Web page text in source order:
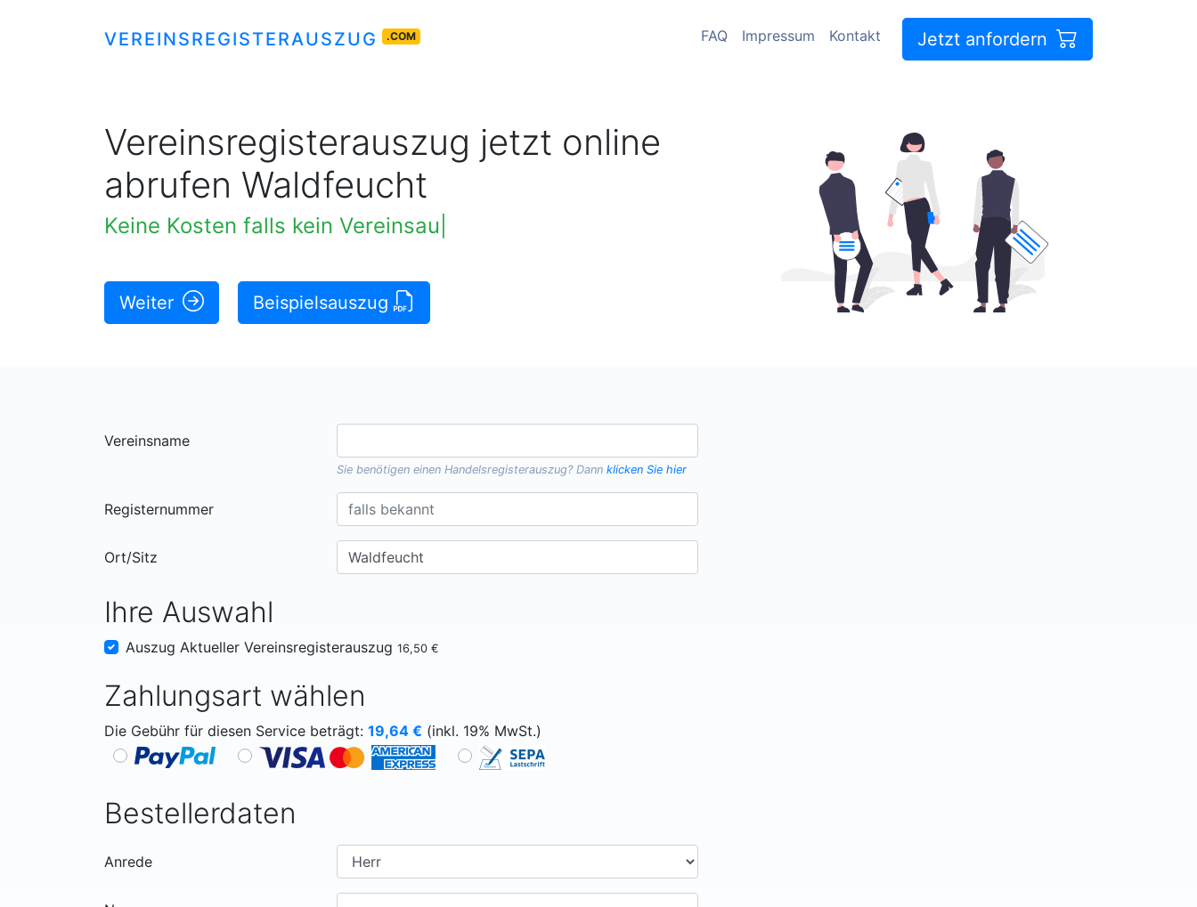
VEREINSREGISTERAUSZUG .COM FAQ Impressum Kontakt Jetzt anfordern
Vereinsregisterauszug jetzt online
abrufen Waldfeucht
Keine Kosten falls kein Vereinsauszug verfügbar
Weiter Beispielsauszug
Vereinsname
Sie benötigen einenHandelsregisterauszug? Dannklicken Sie hier
Registernummer
Ort/Sitz
Ihre Auswahl
Auszug Aktueller Vereinsregisterauszug 16,50 €
Zahlungsart wählen
Die Gebühr für diesen Service beträgt: 19,64 € (inkl. 19% MwSt.)
Bestellerdaten
Anrede